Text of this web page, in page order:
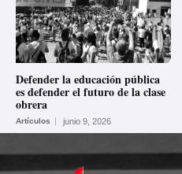
Defender la educación pública
es defender el futuro de la clase
obrera
Artículos junio 9, 2026